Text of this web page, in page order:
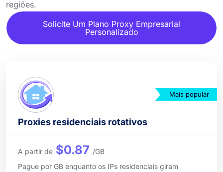
regiões.
Solicite Um Plano Proxy Empresarial
Personalizado
Mais popular
Proxies residenciais rotativos
A partir de $0.87 /GB
Pague por GB enquanto os IPs residenciais giram